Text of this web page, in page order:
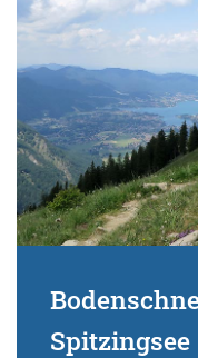
Spitzingsee